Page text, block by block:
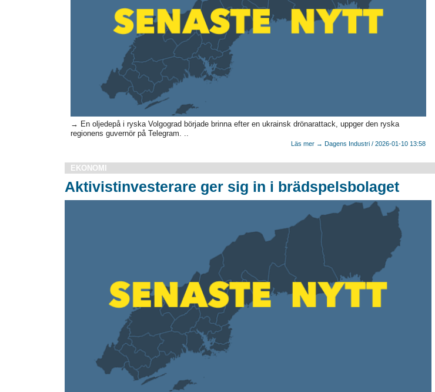
→ En oljedepå i ryska Volgograd började brinna efter en ukrainsk drönarattack, uppger den ryska
regionens guvernör på Telegram. ..
Läs mer → Dagens Industri / 2026-01-10 13:58
EKONOMI
Aktivistinvesterare ger sig in i brädspelsbolaget